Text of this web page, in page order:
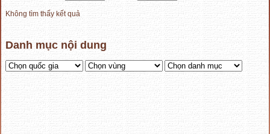
Không tìm thấy kết quả
Danh mục nội dung